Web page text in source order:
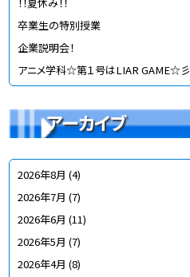
！！夏休み！！
卒業生の特別授業
企業説明会！
アニメ学科☆第１号はLIAR GAME☆彡
アーカイブ
2026年8月 (4)
2026年7月 (7)
2026年6月 (11)
2026年5月 (7)
2026年4月 (8)